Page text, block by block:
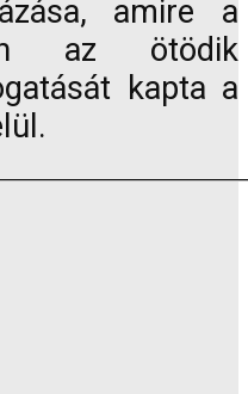
amire a
az ötödik
kapta a